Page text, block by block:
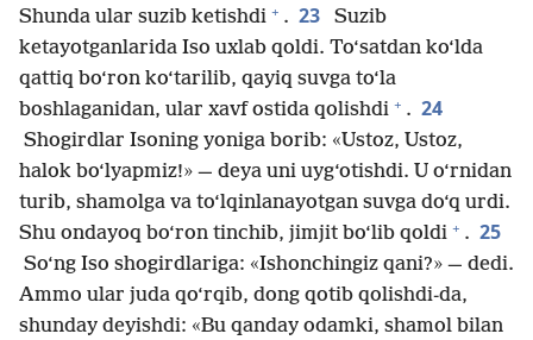
Shunda ular suzib ketishdi + . 23
Suzib
ketayotganlarida Iso uxlab qoldi. To‘satdan ko‘lda
qattiq bo‘ron ko‘tarilib, qayiq suvga to‘la
boshlaganidan, ular xavf ostida qolishdi + . 24
Shogirdlar Isoning yoniga borib: «Ustoz, Ustoz,
halok bo‘lyapmiz!» — deya uni uyg‘otishdi. U o‘rnidan
turib, shamolga va to‘lqinlanayotgan suvga do‘q urdi.
Shu ondayoq bo‘ron tinchib, jimjit bo‘lib qoldi + . 25
So‘ng Iso shogirdlariga: «Ishonchingiz qani?» — dedi.
Ammo ular juda qo‘rqib, dong qotib qolishdi-da,
shunday deyishdi: «Bu qanday odamki, shamol bilan